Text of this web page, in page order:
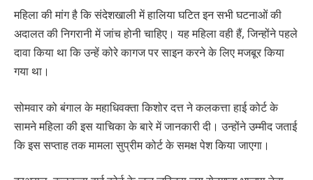
महिला की मांग है कि संदेशखाली में हालिया घटित इन सभी घटनाओं की
अदालत की निगरानी में जांच होनी चाहिए। यह महिला वही हैं, जिन्होंने पहले
दावा किया था कि उन्हें कोरे कागज पर साइन करने के लिए मजबूर किया
गया था।
सोमवार को बंगाल के महाधिवक्ता किशोर दत्त ने कलकत्ता हाई कोर्ट के
सामने महिला की इस याचिका के बारे में जानकारी दी। उन्होंने उम्मीद जताई
कि इस सप्ताह तक मामला सुप्रीम कोर्ट के समक्ष पेश किया जाएगा।